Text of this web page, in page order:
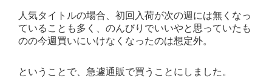
人気タイトルの場合、初回入荷が次の週には無くなっ
ていることも多く、のんびりでいいやと思っていたも
のの今週買いにいけなくなったのは想定外。
ということで、急遽通販で買うことにしました。